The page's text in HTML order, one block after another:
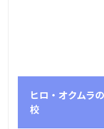
ヒロ・オクムラ
校